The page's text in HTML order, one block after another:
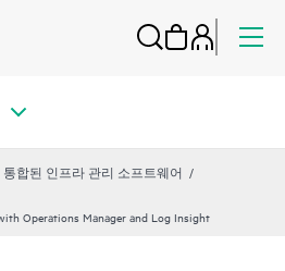
통합된 인프라 관리 소프트웨어
Operations Manager and Log Insight